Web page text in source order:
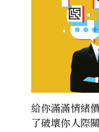
給你滿滿情緒
了破壞你人際